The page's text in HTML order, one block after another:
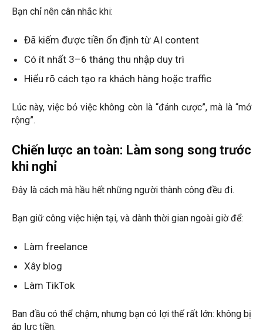
Bạn chỉ nên cân nhắc khi:
Đã kiếm được tiền ổn định từ AI content
Có ít nhất 3–6 tháng thu nhập duy trì
Hiểu rõ cách tạo ra khách hàng hoặc traffic
Lúc này, việc bỏ việc không còn là “đánh cược”, mà là “mở
rộng”.
Chiến lược an toàn: Làm song song trước
khi nghỉ
Đây là cách mà hầu hết những người thành công đều đi.
Bạn giữ công việc hiện tại, và dành thời gian ngoài giờ để:
Làm freelance
Xây blog
Làm TikTok
Ban đầu có thể chậm, nhưng bạn có lợi thế rất lớn: không bị
áp lực tiền.